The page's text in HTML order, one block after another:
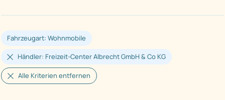
Fahrzeugart: Wohnmobile
Händler: Freizeit-Center Albrecht GmbH & Co KG
Alle Kriterien entfernen